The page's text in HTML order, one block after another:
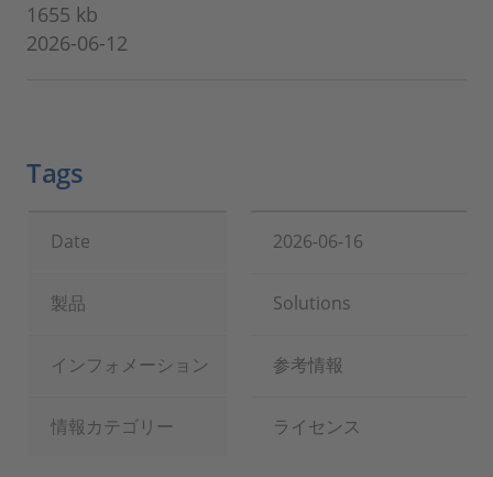
1655 kb
2026-06-12
Tags
Date 2026-06-16
製品 Solutions
インフォメーション 参考情報
情報カテゴリー ライセンス